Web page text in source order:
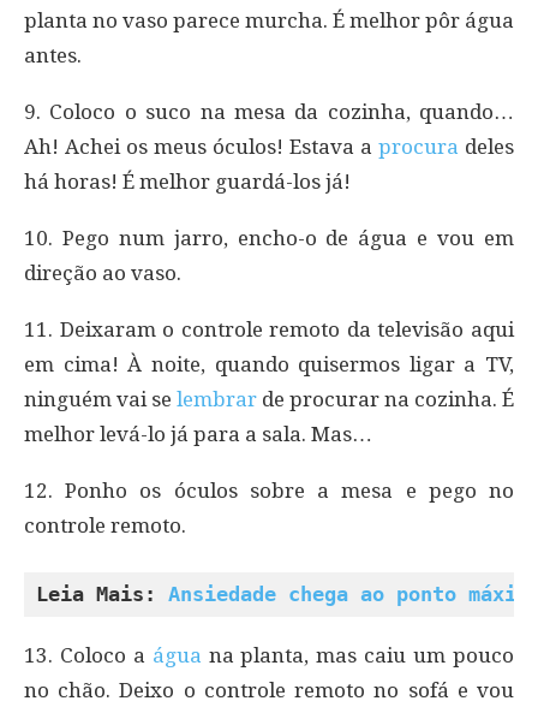
planta no vaso parece murcha. É melhor pôr água
antes.
9. Coloco o suco na mesa da cozinha, quando…
Ah! Achei os meus óculos! Estava a procura deles
há horas! É melhor guardá-los já!
10. Pego num jarro, encho-o de água e vou em
direção ao vaso.
11. Deixaram o controle remoto da televisão aqui
em cima! À noite, quando quisermos ligar a TV,
ninguém vai se lembrar de procurar na cozinha. É
melhor levá-lo já para a sala. Mas…
12. Ponho os óculos sobre a mesa e pego no
controle remoto.
Leia Mais: Ansiedade chega ao ponto
13. Coloco a água na planta, mas caiu um pouco
no chão. Deixo o controle remoto no sofá e vou